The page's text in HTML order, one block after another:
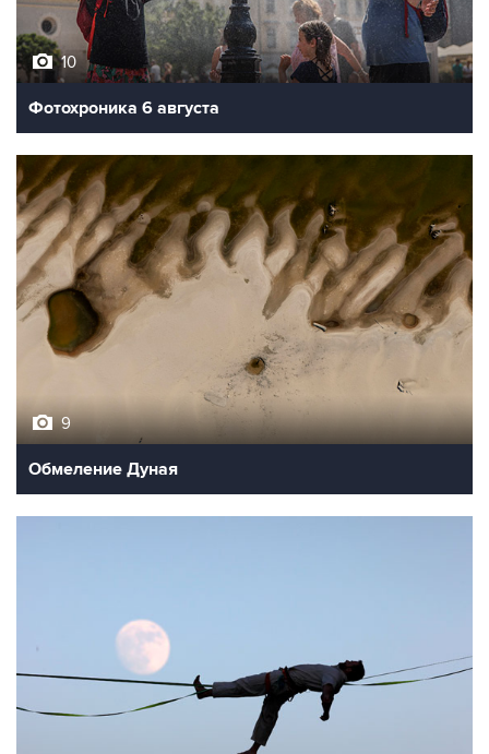
10
Фотохроника 6 августа
9
Обмеление Дуная